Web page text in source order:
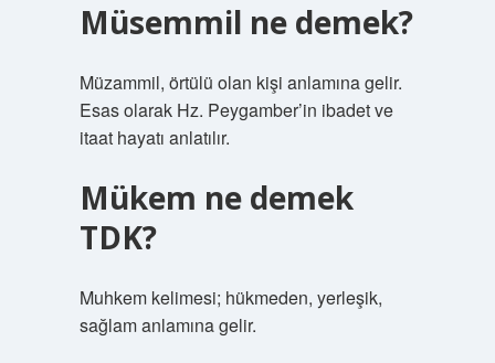
Müsemmil ne demek?
Müzammil, örtülü olan kişi anlamına gelir.
Esas olarak Hz. Peygamber’in ibadet ve
itaat hayatı anlatılır.
Mükem ne demek
TDK?
Muhkem kelimesi; hükmeden, yerleşik,
sağlam anlamına gelir.